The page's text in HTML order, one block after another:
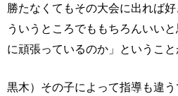
勝たなくてもその大会に出れば
ういうところでももちろんいい
に頑張っているのか」ということ
黒木）その子によって指導も違う